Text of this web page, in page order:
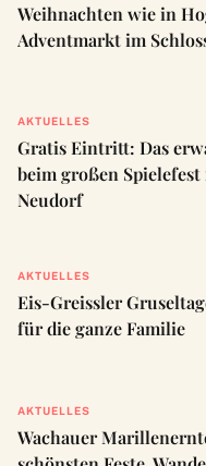
Weihnachten wie in
Adventmarkt im
AKTUELLES
Gratis Eintritt: Das
beim großen
Neudorf
AKTUELLES
Eis-Greissler
für die ganze Familie
AKTUELLES
Wachauer